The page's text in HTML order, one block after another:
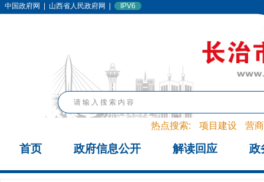
中国政府网 山西省人民政府网 IPV6
热点搜索: 项目建设 营
首页 政府信息公开 解读回应 政